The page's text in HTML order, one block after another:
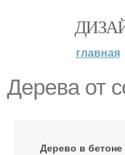
главная
Дерева от
Дерево в бетоне